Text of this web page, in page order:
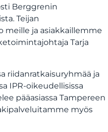
Berggrenin
Teijan
ja asiakkaillemme
Tarja
riidanratkaisuryhmää ja
IPR-oikeudellisissa
pääasiassa Tampereen
myös